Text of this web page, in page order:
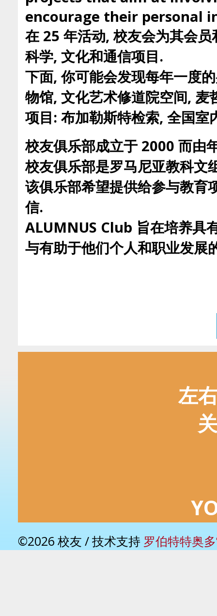
encourage their personal
在 25 年活动, 校友会为其会
科学, 文化和通信项目.
下面, 你可能会发现每年一度
物馆, 文化艺术修道院空间,
项目: 布加勒斯特检索, 全国室
校友俱乐部成立于 2000 而由
校友俱乐部是罗马尼亚教科文
该俱乐部希望提供给参与教育
信.
ALUMNUS Club 旨在培养具
与有助于他们个人和职业发展
左
©2026 校友 / 技术支持 罗伯特特奥